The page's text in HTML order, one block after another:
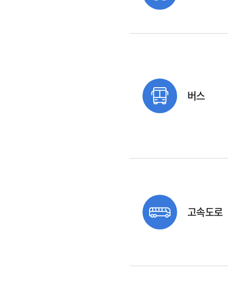
버스
고속도로